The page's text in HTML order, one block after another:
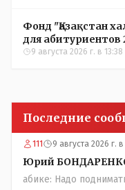
Фонд "Қазақстан
для абитуриентов
9 августа 2026 г. в 13:38
Последние
111 9 августа 2026 г. в
Юрий
абике: Надо